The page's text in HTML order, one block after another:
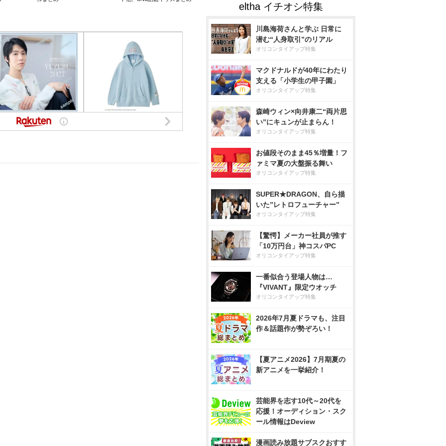
川島海荷さんと学ぶ 日常に
潜む“人身取引”のリアル
オリコンタイアップ特集
マクドナルドが40年にわたり
支える「小学生の甲子園」
オリコンタイアップ特集
森崎ウィン×向井康二“両片思
い”にキュンが止まらん！
オリコンタイアップ特集
お値段そのまま45％増量！フ
ァミマ夏の大盤振る舞い
オリコンタイアップ特集
SUPER★DRAGON、自ら描
いた”レトロフューチャー”
オリコンタイアップ特集
【驚愕】メーカー社員が推す
「10万円台」神コスパPC
オリコンタイアップ特集
一番似合う登場人物は…
『VIVANT』限定ウオッチ
オリコンタイアップ特集
2026年7月夏ドラマも、注目
作＆話題作が勢ぞろい！
【夏アニメ2026】7月期夏の
新アニメを一挙紹介！
芸能界を志す10代～20代を
応援！オーディション・スク
ール情報はDeview
漫画読み放題サブスクおすす